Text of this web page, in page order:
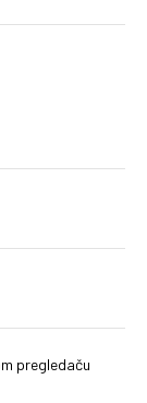
pregledaču